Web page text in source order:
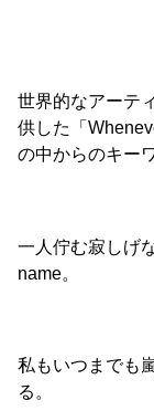
世界的なアーテ
供した「
の中からのキー
一人佇む寂しげ
name。
私もいつまでも
る。